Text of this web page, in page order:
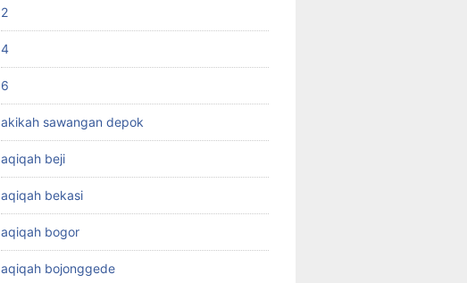
2
4
6
akikah sawangan depok
aqiqah beji
aqiqah bekasi
aqiqah bogor
aqiqah bojonggede